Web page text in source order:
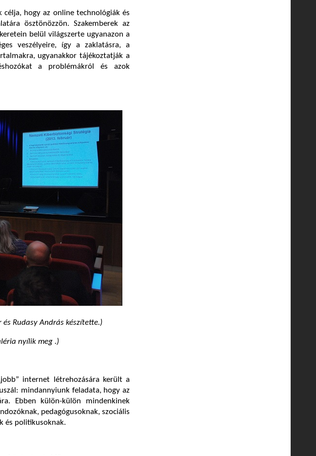
célja, hogy az online technológiák és
ösztönözzön. Szakemberek az
belül világszerte ugyanazon a
veszélyeire, így a zaklatásra, a
ugyanakkor tájékoztatják a
a problémákról és azok
Rudasy András készítette.)
nyílik meg .)
internet létrehozására került a
mindannyiunk feladata, hogy az
Ebben külön-külön mindenkinek
pedagógusoknak, szociális
és politikusoknak.